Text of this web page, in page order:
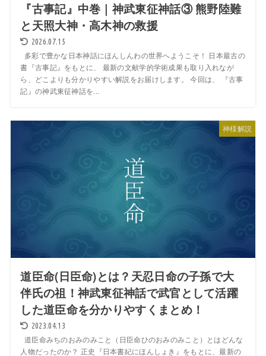
『古事記』中巻｜神武東征神話③ 熊野陸難
と天照大神・高木神の救援
2026.07.15
多彩で豊かな日本神話にほんしんわの世界へようこそ！ 日本最古の
書『古事記』をもとに、 最新の文献学的学術成果も取り入れなが
ら、どこよりも分かりやすい解説をお届けします。 今回は、 『古事
記』の神武東征神話を...
神様解説
道臣命(日臣命)とは？天忍日命の子孫で大
伴氏の祖！神武東征神話で武官として活躍
した道臣命を分かりやすくまとめ！
2023.04.13
道臣命みちのおみのみこと（日臣命ひのおみのみこと）とはどんな
人物だったのか？ 正史『日本書紀にほんしょき』をもとに、最新の